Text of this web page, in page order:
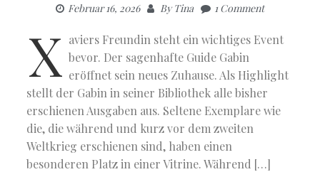
Februar 16, 2026 ByTina 1 Comment
X aviers Freundin steht ein wichtiges Event
bevor. Der sagenhafte Guide Gabin
eröffnet sein neues Zuhause. Als Highlight
stellt der Gabin in seiner Bibliothek alle bisher
erschienen Ausgaben aus. Seltene Exemplare wie
die, die während und kurz vor dem zweiten
Weltkrieg erschienen sind, haben einen
besonderen Platz in einer Vitrine. Während […]